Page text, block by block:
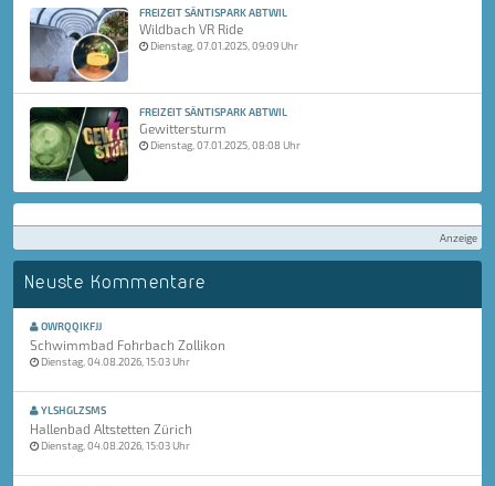
FREIZEIT SÄNTISPARK ABTWIL
Wildbach VR Ride
Dienstag, 07.01.2025, 09:09 Uhr
FREIZEIT SÄNTISPARK ABTWIL
Gewittersturm
Dienstag, 07.01.2025, 08:08 Uhr
Anzeige
Neuste Kommentare
OWRQQIKFJJ
Schwimmbad Fohrbach Zollikon
Dienstag, 04.08.2026, 15:03 Uhr
YLSHGLZSMS
Hallenbad Altstetten Zürich
Dienstag, 04.08.2026, 15:03 Uhr